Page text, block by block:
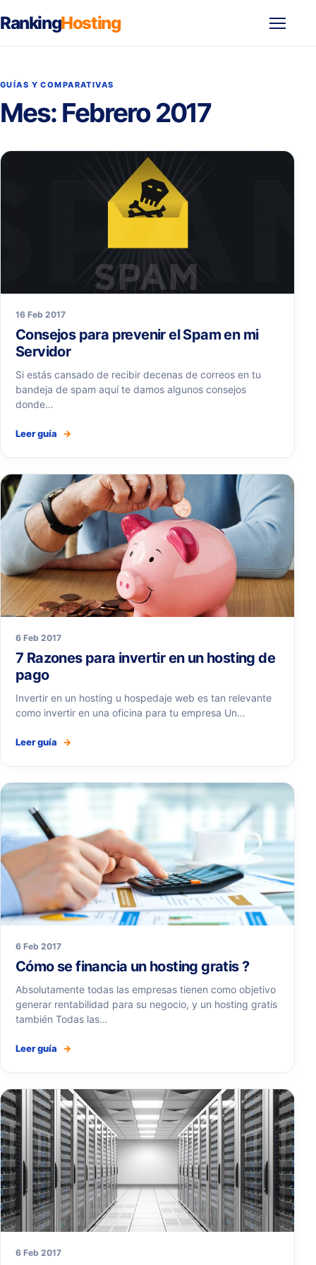
RankingHosting
GUÍAS Y COMPARATIVAS
Mes: Febrero 2017
16 Feb 2017
Consejos para prevenir el Spam en mi
Servidor
Si estás cansado de recibir decenas de correos en tu
bandeja de spam aquí te damos algunos consejos
donde…
Leer guía →
6 Feb 2017
7 Razones para invertir en un hosting de
pago
Invertir en un hosting u hospedaje web es tan relevante
como invertir en una oficina para tu empresa Un…
Leer guía →
6 Feb 2017
Cómo se financia un hosting gratis ?
Absolutamente todas las empresas tienen como objetivo
generar rentabilidad para su negocio, y un hosting gratis
también Todas las…
Leer guía →
6 Feb 2017